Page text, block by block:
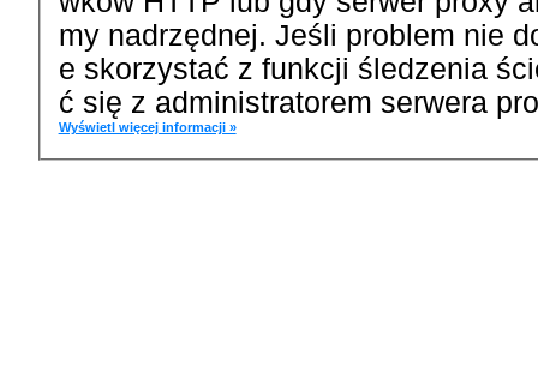
my nadrzędnej. Jeśli problem nie
e skorzystać z funkcji śledzenia
ć się z administratorem serwera
Wyświetl więcej informacji »